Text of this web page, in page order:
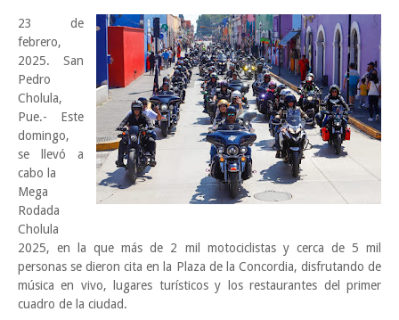
23 de
febrero,
2025. San
Pedro
Cholula,
Pue.- Este
domingo,
se llevó a
cabo la
Mega
Rodada
Cholula
2025, en la que más de 2 mil motociclistas y cerca de 5 mil
personas se dieron cita en la Plaza de la Concordia, disfrutando de
música en vivo, lugares turísticos y los restaurantes del primer
cuadro de la ciudad.